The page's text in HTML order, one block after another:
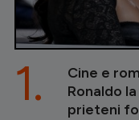
Cine e
Ronaldo
prieteni
1.